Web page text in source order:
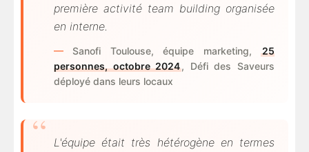
première activité team building organisée
en interne.
Sanofi Toulouse, équipe marketing,25
personnes, octobre 2024, Défi des Saveurs
déployé dans leurs locaux
L'équipe était très hétérogène en termes